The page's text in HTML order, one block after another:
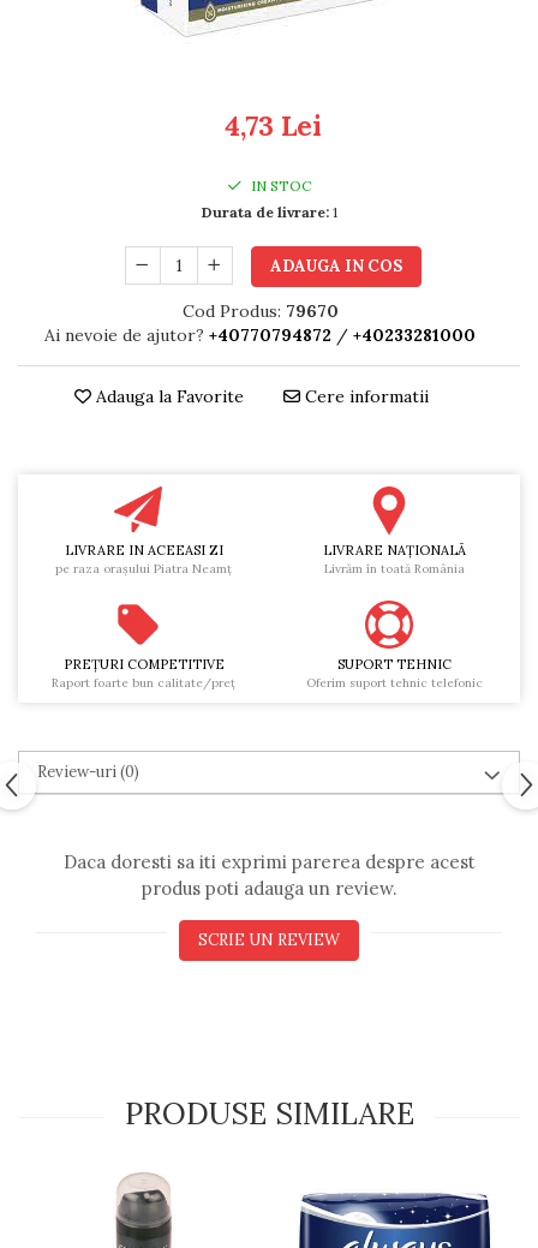
4,73 Lei
IN STOC
Durata de livrare:1
ADAUGA IN COS
Cod Produs: 79670
Ai nevoie de ajutor? +40770794872 / +40233281000
Adauga la Favorite Cere informatii
LIVRARE IN ACEEASI ZI
pe raza oraşului Piatra Neamţ
LIVRARE NAŢIONALĂ
Livrăm în toată România
PREŢURI COMPETITIVE
Raport foarte bun calitate/preţ
SUPORT TEHNIC
Oferim suport tehnic telefonic
Review-uri(0)
Daca doresti sa iti exprimi parerea despre acest
produs poti adauga un review.
SCRIE UN REVIEW
PRODUSE SIMILARE